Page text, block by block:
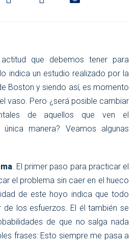
que debemos tener para
indica un estudio realizado por la
Boston y siendo así, es momento
vaso. Pero ¿será posible cambiar
de aquellos que ven el
manera? Veamos algunas
. El primer paso para practicar el
el problema sin caer en el hueco
de este hoyo indica que todo
los esfuerzos. El él también se
de que no salga nada
frases: Esto siempre me pasa a